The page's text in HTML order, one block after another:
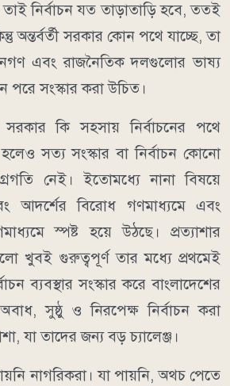
নির্বাচন যত তাড়াতাড়ি হবে, ততই
অন্তর্বর্তী সরকার কোন পথে যাচ্ছে, তা
এবং রাজনৈতিক দলগুলোর ভাষ্য
পরে সংস্কার করা উচিত।
সরকার কি সহসায় নির্বাচনের পথে
সত্য সংস্কার বা নির্বাচন কোনো
নেই। ইতোমধ্যে নানা বিষয়ে
আদর্শের বিরোধ গণমাধ্যমে এবং
স্পষ্ট হয়ে উঠছে। প্রত্যাশার
খুবই গুরুত্বপূর্ণ তার মধ্যে প্রথমেই
ব্যবস্থার সংস্কার করে বাংলাদেশের
অবাধ, সুষ্ঠু ও নিরপেক্ষ নির্বাচন করা
যা তাদের জন্য বড় চ্যালেঞ্জ।
নাগরিকরা। যা পায়নি, অথচ পেতে